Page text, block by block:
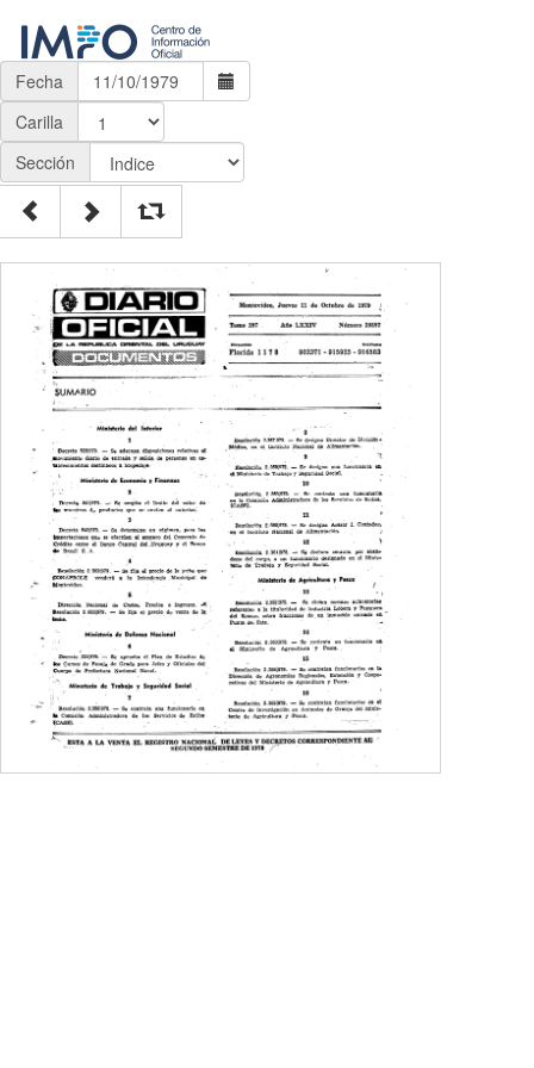
Fecha
Carilla
Sección